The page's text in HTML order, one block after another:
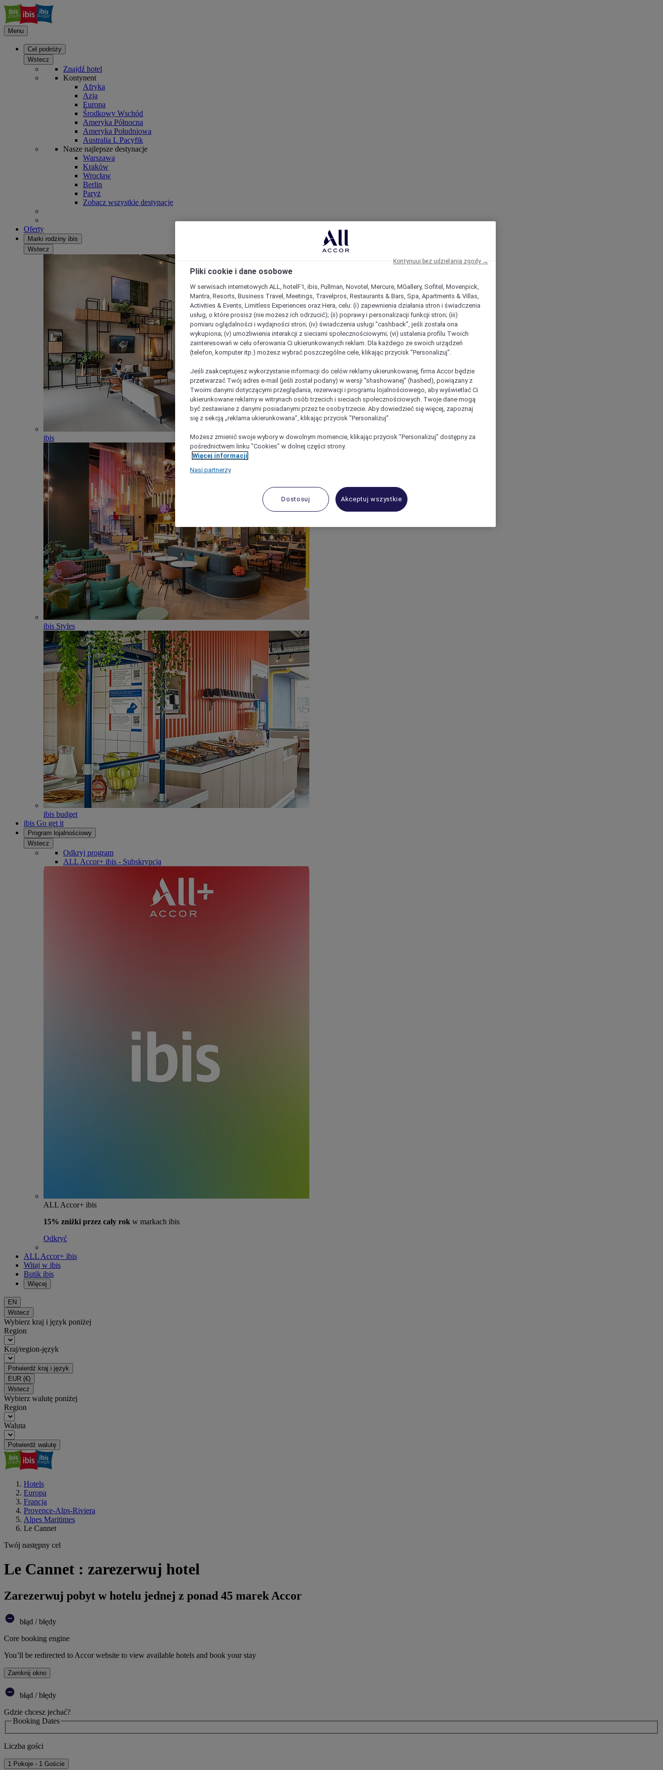
Menu
Cel podróży
Wstecz
Znajdź hotel
Kontynent
Afryka
Azja
Europa
Środkowy Wschód
Ameryka Północna
Ameryka Południowa
Australia L Pacyfik
Nasze najlepsze destynacje
Warszawa
Kraków
Wrocław
Berlin
Paryż
Zobacz wszystkie destynacje
Oferty
Marki rodziny ibis
Wstecz
ibis
ibis Styles
ibis budget
ibis Go get it
Program lojalnościowy
Wstecz
Odkryj program
ALL Accor+ ibis - Subskrypcja
ALL Accor+ ibis
15% zniżki przez cały rok w markach ibis
Odkryć
ALL Accor+ ibis
Witaj w ibis
Butik ibis
Więcej
EN
Wstecz
Wybierz kraj i język poniżej
Region
Kraj/region-język
Potwierdź kraj i język
EUR (€)
Wstecz
Wybierz walutę poniżej
Region
Waluta
Potwierdź walutę
Hotels
Europa
Francja
Provence-Alps-Riviera
Alpes Maritimes
Le Cannet
Twój następny cel
Le Cannet : zarezerwuj hotel
Zarezerwuj pobyt w hotelu jednej z ponad 45 marek Accor
błąd / błędy
Core booking engine
You’ll be redirected to Accor website to view available hotels and book your stay
Zamknij okno
błąd / błędy
Gdzie chcesz jechać?
Booking Dates
Liczba gości
1 Pokoje - 1 Goście
Pliki cookie i dane osobowe
W serwisach internetowych ALL, hotelF1, ibis, Pullman, Novotel, Mercure, MGallery, Sofitel, Movenpick,
Mantra, Resorts, Business Travel, Meetings, Travelpros, Restaurants & Bars, Spa, Apartments & Villas,
Activities & Events, Limitless Experiences oraz Hera, celu: (i) zapewnienia działania stron i świadczenia
usług, o które prosisz (nie możesz ich odrzucić); (ii) poprawy i personalizacji funkcji stron; (iii)
pomiaru oglądalności i wydajności stron; (iv) świadczenia usługi "cashback”, jeśli została ona
wykupiona; (v) umożliwienia interakcji z sieciami społecznościowymi; (vi) ustalenia profilu Twoich
zainteresowań w celu oferowania Ci ukierunkowanych reklam. Dla każdego ze swoich urządzeń
(telefon, komputer itp.) możesz wybrać poszczególne cele, klikając przycisk "Personalizuj”.
Jeśli zaakceptujesz wykorzystanie informacji do celów reklamy ukierunkowanej, firma Accor będzie
przetwarzać Twój adres e-mail (jeśli został podany) w wersji "shashowanej” (hashed), powiązany z
Twoimi danymi dotyczącymi przeglądania, rezerwacji i programu lojalnościowego, aby wyświetlać Ci
ukierunkowane reklamy w witrynach osób trzecich i sieciach społecznościowych. Twoje dane mogą
być zestawiane z danymi posiadanymi przez te osoby trzecie. Aby dowiedzieć się więcej, zapoznaj
się z sekcją „reklama ukierunkowana”, klikając przycisk "Personalizuj”.
Możesz zmienić swoje wybory w dowolnym momencie, klikając przycisk "Personalizuj” dostępny za
pośrednictwem linku "Cookies” w dolnej części strony.
Więcej informacji
Nasi partnerzy
Dostosuj Akceptuj wszystkie
Kontynuuj bez udzielania zgody →